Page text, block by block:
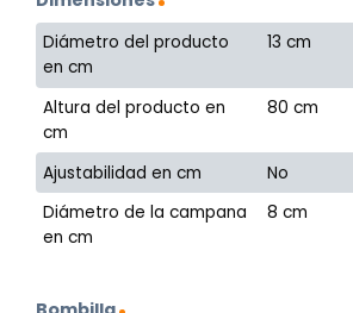
Diámetro del producto
en cm
13 cm
Altura del producto en
cm
80 cm
Ajustabilidad en cm
No
Diámetro de la campana
en cm
8 cm